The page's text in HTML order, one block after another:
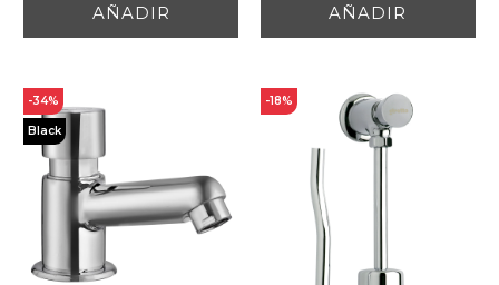
AÑADIR AÑADIR
-34%
Black
-18%